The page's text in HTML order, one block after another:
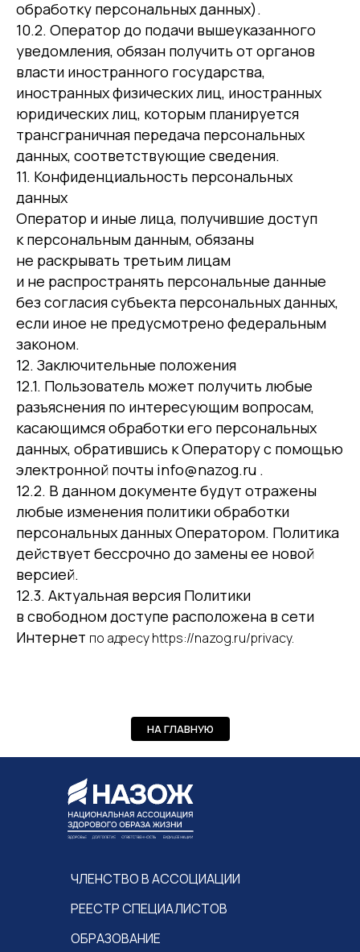
обработку персональных данных).
10.2. Оператор до подачи вышеуказанного
уведомления, обязан получить от органов
власти иностранного государства,
иностранных физических лиц, иностранных
юридических лиц, которым планируется
трансграничная передача персональных
данных, соответствующие сведения.
11. Конфиденциальность персональных
данных
Оператор и иные лица, получившие доступ
к персональным данным, обязаны
не раскрывать третьим лицам
и не распространять персональные данные
без согласия субъекта персональных данных,
если иное не предусмотрено федеральным
законом.
12. Заключительные положения
12.1. Пользователь может получить любые
разъяснения по интересующим вопросам,
касающимся обработки его персональных
данных, обратившись к Оператору с помощью
электронной почты info@nazog.ru .
12.2. В данном документе будут отражены
любые изменения политики обработки
персональных данных Оператором. Политика
действует бессрочно до замены ее новой
версией.
12.3. Актуальная версия Политики
в свободном доступе расположена в сети
Интернет по адресу https://nazog.ru/privacy.
НА ГЛАВНУЮ
РЕЕСТР СПЕЦИАЛИСТОВ
ЧЛЕНСТВО В АССОЦИАЦИИ
ОБРАЗОВАНИЕ